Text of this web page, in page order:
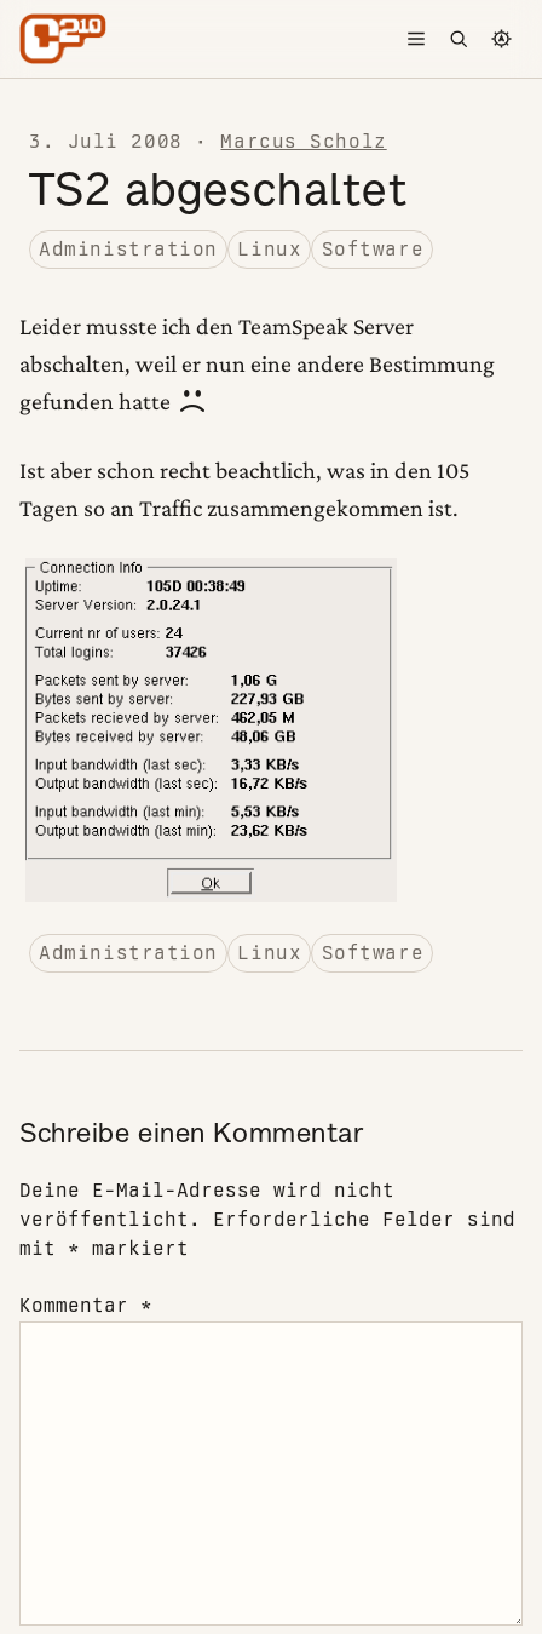
Skip to content
Toggle menu
Open
3. Juli 2008 · Marcus Scholz
TS2 abgeschaltet
Administration Linux Software
Leider musste ich den TeamSpeak Server
abschalten, weil er nun eine andere Bestimmung
gefunden hatte
Ist aber schon recht beachtlich, was in den 105
Tagen so an Traffic zusammengekommen ist.
Administration Linux Software
Schreibe einen Kommentar
Deine E-Mail-Adresse wird nicht
veröffentlicht.
Erforderliche Felder sind
mit * markiert
Kommentar *